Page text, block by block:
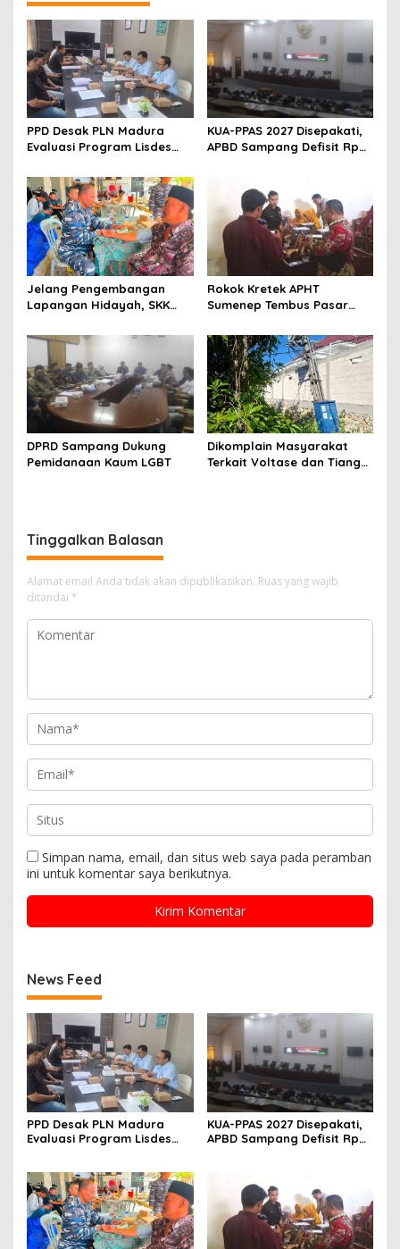
PPD Desak PLN Madura
Evaluasi Program Lisdes
KUA-PPAS 2027 Disepakati,
APBD Sampang Defisit Rp
Jelang Pengembangan
Lapangan Hidayah, SKK
Perkuat Sinergi dengan
Nelayan Sampang
Rokok Kretek APHT
Sumenep Tembus Pasar
DPRD Sampang Dukung
Pemidanaan Kaum LGBT
Dikomplain Masyarakat
Terkait Voltase dan Tiang
Tinggalkan Balasan
Alamat email Anda tidak akan dipublikasikan. Ruas yang wajib
ditandai *
Simpan nama, email, dan situs web saya pada peramban
ini untuk komentar saya berikutnya.
News Feed
PPD Desak PLN Madura
Evaluasi Program Lisdes
KUA-PPAS 2027 Disepakati,
APBD Sampang Defisit Rp